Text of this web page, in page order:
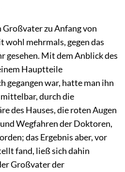
zu Anfang von
wohl mehrmals, gegen das
gesehen. Mit dem Anblick des
Hauptteile
gegangen war, hatte man ihn
durch die
des Hauses, die roten Augen
Wegfahren der Doktoren,
das Ergebnis aber, vor
fand, ließ sich dahin
Großvater der